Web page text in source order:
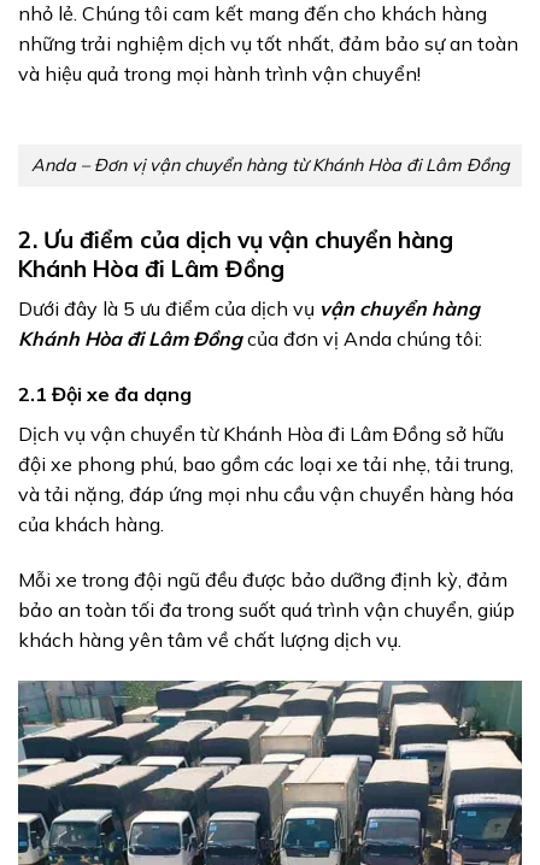
nhỏ lẻ. Chúng tôi cam kết mang đến cho khách hàng
những trải nghiệm dịch vụ tốt nhất, đảm bảo sự an toàn
và hiệu quả trong mọi hành trình vận chuyển!
Anda – Đơn vị vận chuyển hàng từ Khánh Hòa đi Lâm Đồng
2. Ưu điểm của dịch vụ vận chuyển hàng
Khánh Hòa đi Lâm Đồng
Dưới đây là 5 ưu điểm của dịch vụ vận chuyển hàng
Khánh Hòa đi Lâm Đồng của đơn vị Anda chúng tôi:
2.1 Đội xe đa dạng
Dịch vụ vận chuyển từ Khánh Hòa đi Lâm Đồng sở hữu
đội xe phong phú, bao gồm các loại xe tải nhẹ, tải trung,
và tải nặng, đáp ứng mọi nhu cầu vận chuyển hàng hóa
của khách hàng.
Mỗi xe trong đội ngũ đều được bảo dưỡng định kỳ, đảm
bảo an toàn tối đa trong suốt quá trình vận chuyển, giúp
khách hàng yên tâm về chất lượng dịch vụ.